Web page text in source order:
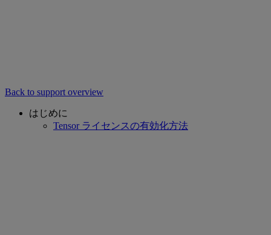
Back to support overview
はじめに
Tensor ライセンスの有効化方法